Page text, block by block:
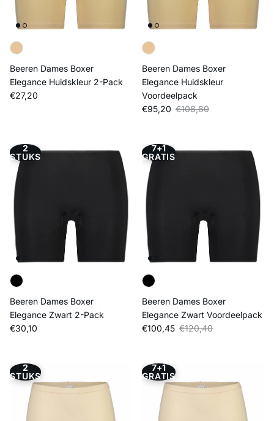
Beeren Dames Boxer
Elegance Huidskleur 2-Pack
Reguliere prijs
€27,20
Beeren Dames Boxer
Elegance Huidskleur
Voordeelpack
Verkoopprijs
€95,20 Reguliere prijs
€108,80
2
STUKS
Beeren Dames Boxer
Elegance Zwart 2-Pack
Reguliere prijs
€30,10
7+1
GRATIS
Beeren Dames Boxer
Elegance Zwart Voordeelpack
Verkoopprijs
€100,45 Reguliere prijs
€120,40
2
STUKS
7+1
GRATIS